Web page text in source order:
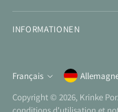
INFORMATIONEN
Langue
Français
Copyright © 2026, Krinke